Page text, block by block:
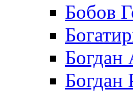
Бобов
Богдан
Богдан